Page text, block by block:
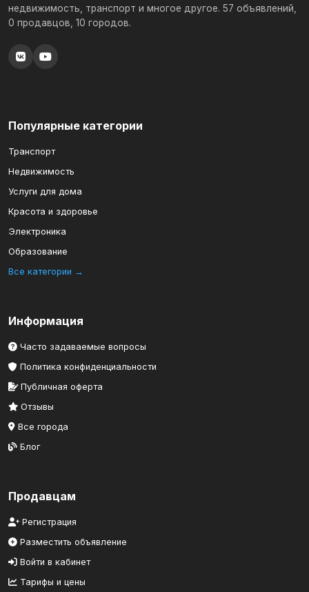
недвижимость, транспорт и многое другое. 57 объявлений,
0 продавцов, 10 городов.
Популярные категории
Транспорт
Недвижимость
Услуги для дома
Красота и здоровье
Электроника
Образование
Все категории →
Информация
Часто задаваемые вопросы
Политика конфиденциальности
Публичная оферта
Отзывы
Все города
Блог
Продавцам
Регистрация
Разместить объявление
Войти в кабинет
Тарифы и цены